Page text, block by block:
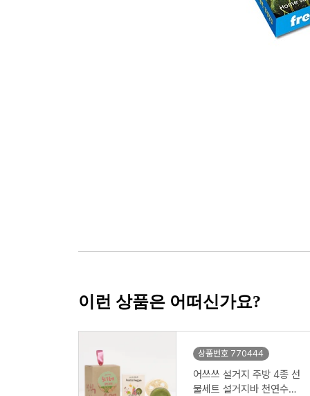
이런 상품은 어떠신가요?
상품번호 770444
어쓰쓰 설거지 주방 4종 선
물세트 설거지바 천연수세